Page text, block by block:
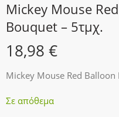
Mickey Mouse
Bouquet – 5τμχ.
18,98 €
Mickey Mouse Red Balloon
Σε απόθεμα